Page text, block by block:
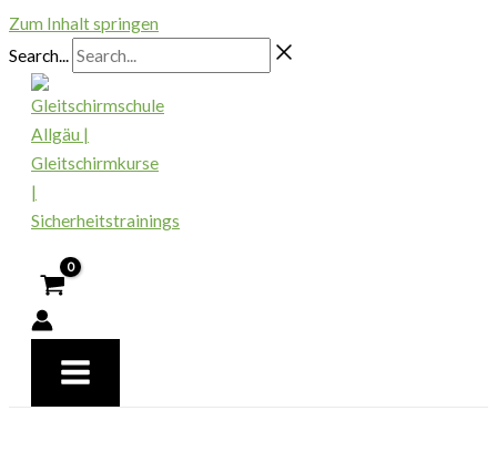
Zum Inhalt springen
Search...